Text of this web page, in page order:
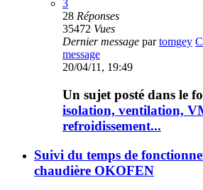
3
28 Réponses
35472 Vues
Dernier message partomgey
message
20/04/11, 19:49
Un sujet posté dans le
isolation, ventilation,
refroidissement...
Suivi du temps de
chaudière OKOFEN